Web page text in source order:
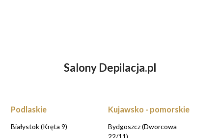
ZASTANAWIASZ SIĘ NAD ENDERMOLOGIĄ?
UMAWIAM KONSULTACJE
Salony Depilacja.pl
Podlaskie
Białystok (Kręta 9)
Kujawsko - pomorskie
Bydgoszcz (Dworcowa